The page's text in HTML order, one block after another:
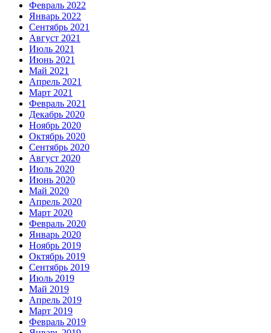
Февраль 2022
Январь 2022
Сентябрь 2021
Август 2021
Июль 2021
Июнь 2021
Май 2021
Апрель 2021
Март 2021
Февраль 2021
Декабрь 2020
Ноябрь 2020
Октябрь 2020
Сентябрь 2020
Август 2020
Июль 2020
Июнь 2020
Май 2020
Апрель 2020
Март 2020
Февраль 2020
Январь 2020
Ноябрь 2019
Октябрь 2019
Сентябрь 2019
Июль 2019
Май 2019
Апрель 2019
Март 2019
Февраль 2019